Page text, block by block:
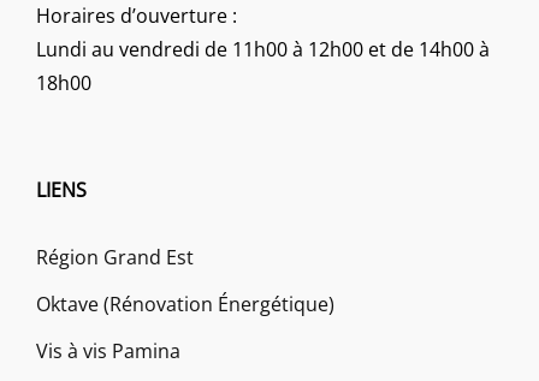
Horaires d’ouverture :
Lundi au vendredi de 11h00 à 12h00 et de 14h00 à
18h00
LIENS
Région Grand Est
Oktave (Rénovation Énergétique)
Vis à vis Pamina